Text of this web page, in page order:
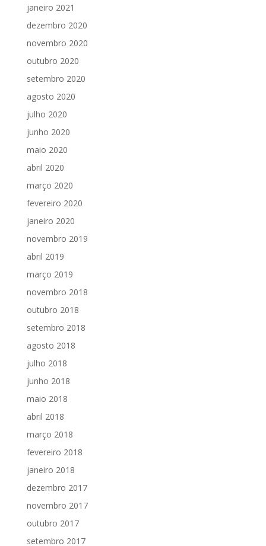
janeiro 2021
dezembro 2020
novembro 2020
outubro 2020
setembro 2020
agosto 2020
julho 2020
junho 2020
maio 2020
abril 2020
março 2020
fevereiro 2020
janeiro 2020
novembro 2019
abril 2019
março 2019
novembro 2018
outubro 2018
setembro 2018
agosto 2018
julho 2018
junho 2018
maio 2018
abril 2018
março 2018
fevereiro 2018
janeiro 2018
dezembro 2017
novembro 2017
outubro 2017
setembro 2017